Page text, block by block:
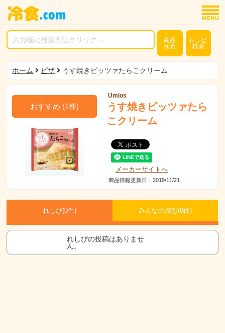
商品
検索
レシピ
検索
ホーム ピザ うす焼きピッツァたらこクリーム
おすすめ (1件)
Umios
うす焼きピッツァたら
こクリーム
メーカーサイトへ
商品情報更新日：2019/11/21
れしぴ(0件) みんなの感想(0件)
れしぴの投稿はありませ
ん。